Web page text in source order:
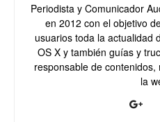
Periodista y Comunicador
en 2012 con el objetivo
usuarios toda la actualidad
OS X y también guías y
responsable de
la